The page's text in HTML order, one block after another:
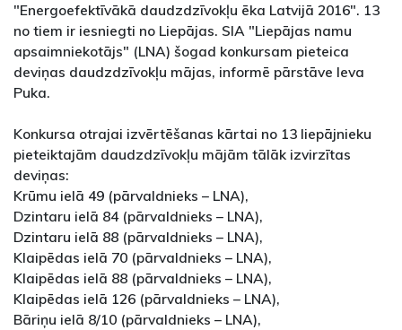
"Energoefektīvākā daudzdzīvokļu ēka Latvijā 2016". 13
no tiem ir iesniegti no Liepājas. SIA "Liepājas namu
apsaimniekotājs" (LNA) šogad konkursam pieteica
deviņas daudzdzīvokļu mājas, informē pārstāve Ieva
Puka.
Konkursa otrajai izvērtēšanas kārtai no 13 liepājnieku
pieteiktajām daudzdzīvokļu mājām tālāk izvirzītas
deviņas:
Krūmu ielā 49 (pārvaldnieks – LNA),
Dzintaru ielā 84 (pārvaldnieks – LNA),
Dzintaru ielā 88 (pārvaldnieks – LNA),
Klaipēdas ielā 70 (pārvaldnieks – LNA),
Klaipēdas ielā 88 (pārvaldnieks – LNA),
Klaipēdas ielā 126 (pārvaldnieks – LNA),
Bāriņu ielā 8/10 (pārvaldnieks – LNA),